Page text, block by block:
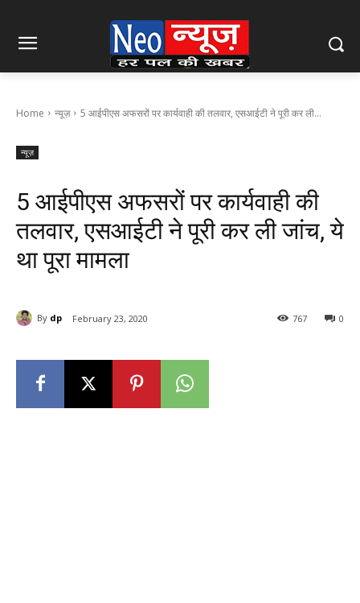
Home न्यूज़ 5 आईपीएस अफसरों पर कार्यवाही की तलवार, एसआईटी ने पूरी कर ली...
न्यूज़
5 आईपीएस अफसरों पर कार्यवाही की
तलवार, एसआईटी ने पूरी कर ली जांच, ये
था पूरा मामला
By dp February 23, 2020 0
767